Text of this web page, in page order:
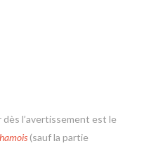
l’avertissement est le
(sauf la partie